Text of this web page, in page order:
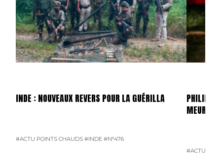
INDE : NOUVEAUX REVERS POUR LA GUÉRILLA
#ACTU POINTS CHAUDS #INDE #N°476
#ACTU